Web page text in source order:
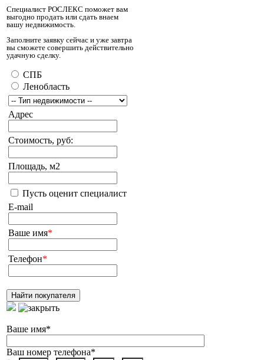
Специалист РОСЛЕКС поможет вам
выгодно продать или сдать внаем
вашу недвижимость.
Заполните заявку сейчас и уже завтра
вы сможете совершить действительно
удачную сделку.
СПБ
Ленобласть
Адрес
Стоимость, руб:
Площадь, м2
Пусть оценит специалист
E-mail
Ваше имя*
Телефон*
Ваше имя*
Ваш номер телефона*